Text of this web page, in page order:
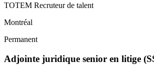
TOTEM Recruteur de talent
Montréal
Permanent
Adjointe juridique senior en litige